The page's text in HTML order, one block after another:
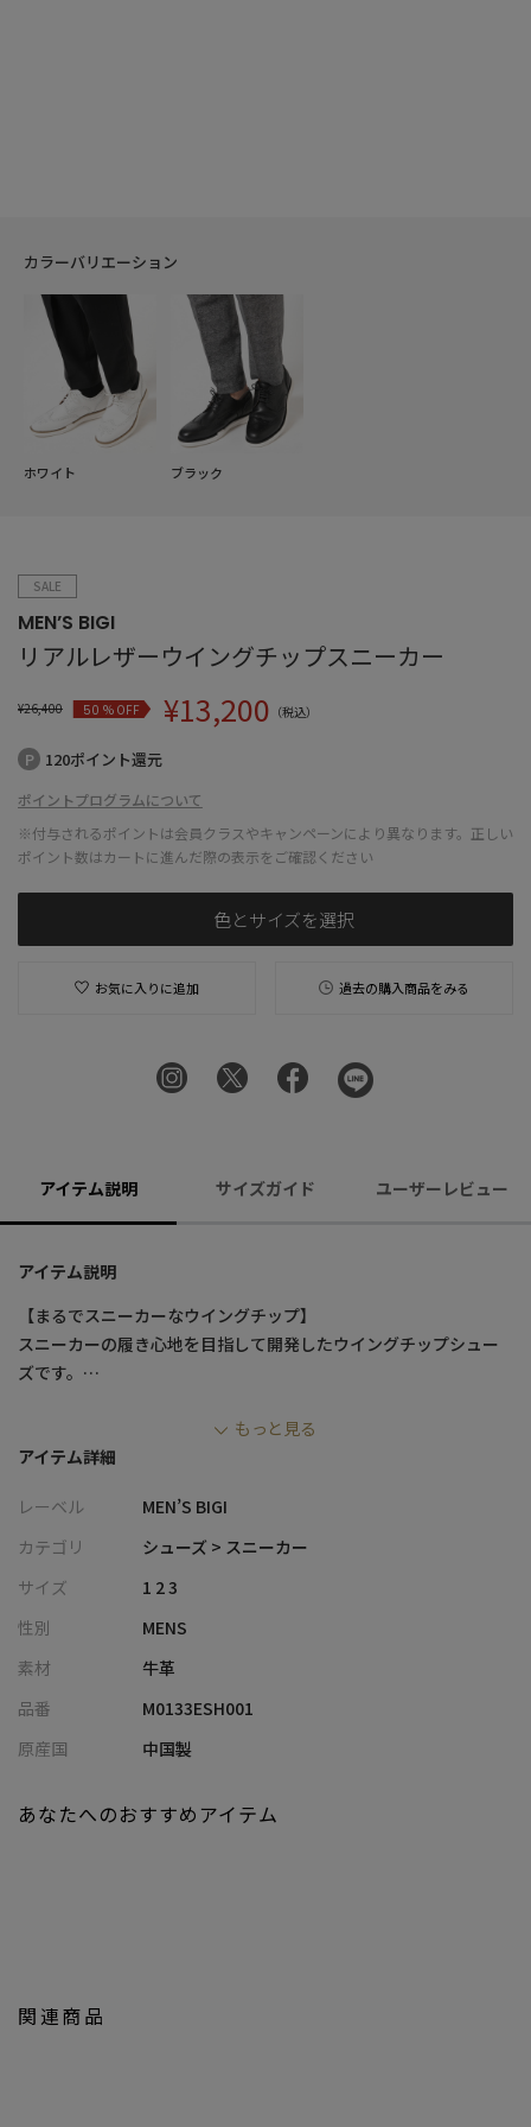
カラーバリエーション
ホワイト ブラック
SALE
MEN’S BIGI
リアルレザーウイングチップスニーカー
¥26,400 50% OFF ¥13,200 （税込）
120ポイント還元
ポイントプログラムについて
※付与されるポイントは会員クラスやキャンペーンにより異なります。正しい
ポイント数はカートに進んだ際の表示をご確認ください
色とサイズを選択
お気に入りに追加 過去の購入商品をみる
アイテム説明 サイズガイド ユーザーレビュー
アイテム説明
【まるでスニーカーなウイングチップ】
スニーカーの履き心地を目指して開発したウイングチップシュー
ズです。
ソフト牛革を使用した柔らかく履きやすいアッパーとEVA＋ラバー
で構成されるメンズ・ビギ ブランドロゴ入りアウトソールを採
軽量でクッション性の良いEVA、更には接地面にラバーを配置して
いる事からグリップ性と耐摩耗性への対応もしています。
製品での撥水仕上げを施しており、汚れにくく比較的に水にも強
セットアップやジャケットスタイルはもちろん、デニムやイージ
ーパンツと合わせて、あえてハズシで合わせるコーディネートも
【カラー】
もっと見る
アイテム詳細
レーベル
MEN’S BIGI
カテゴリ
シューズ > スニーカー
サイズ
1 2 3
性別
MENS
素材
牛革
品番
M0133ESH001
原産国
中国製
関連商品
あなたへのおすすめアイテム